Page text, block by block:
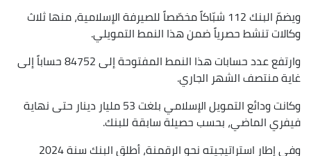
ويضمّ البنك 112 شبّاكاً مخصّصاً للصيرفة الإسلامية، منها ثلاث
وكالات تنشط حصرياً ضمن هذا النمط التمويلي.
وارتفع عدد حسابات هذا النمط المفتوحة إلى 84752 حساباً إلى
غاية منتصف الشهر الجاري.
وكانت ودائع التمويل الإسلامي بلغت 53 مليار دينار حتى نهاية
فيفري الماضي، بحسب حصيلة سابقة للبنك.
وفي إطار استراتيجيته نحو الرقمنة، أطلق البنك سنة 2024